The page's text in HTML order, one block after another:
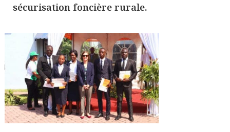
sécurisation foncière rurale.